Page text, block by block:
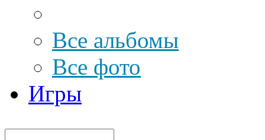
Все альбомы
Все фото
Игры